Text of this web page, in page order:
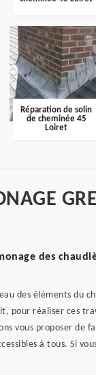
Réparation de solin
de cheminée 45
Loiret
des
des éléments du
pour réaliser ces
vous proposer de
à tous. Si